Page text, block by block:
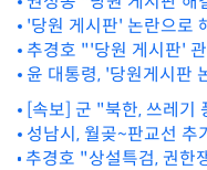
타격"
'당원 게시판' 논란으로
추경호 "'당원 게시판'
윤 대통령, '당원게시판
집중
[속보] 군 "북한, 쓰레기
성"
성남시, 월곶~판교선 추
추경호 "상설특검, 권한